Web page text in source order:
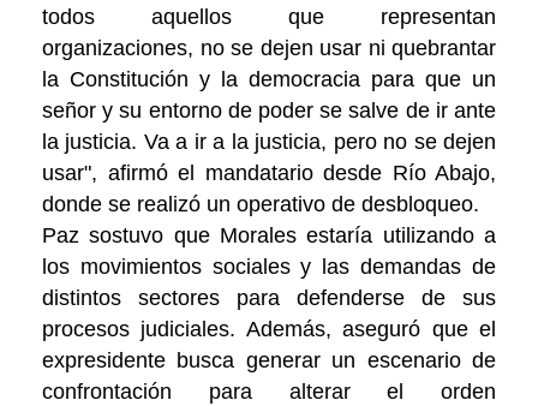
todos aquellos que representan
organizaciones, no se dejen usar ni quebrantar
la Constitución y la democracia para que un
señor y su entorno de poder se salve de ir ante
la justicia. Va a ir a la justicia, pero no se dejen
usar", afirmó el mandatario desde Río Abajo,
donde se realizó un operativo de desbloqueo.
Paz sostuvo que Morales estaría utilizando a
los movimientos sociales y las demandas de
distintos sectores para defenderse de sus
procesos judiciales. Además, aseguró que el
expresidente busca generar un escenario de
confrontación para alterar el orden